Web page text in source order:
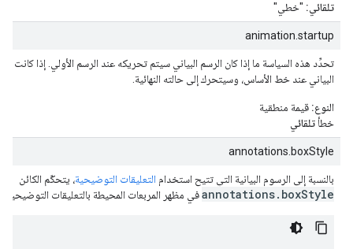
تلقائي: "خطي"
animation.startup
تحدِّد هذه السياسة ما إذا كان الرسم البياني سيتم تحريكه عند الرسم الأولي. إذا كانت
البياني عند خط الأساس، وسيتحرك إلى حالته النهائية.
النوع: قيمة منطقية
خطأ تلقائي
annotations.boxStyle
بالنسبة إلى الرسوم البيانية التي تتيح استخدام التعليقات التوضيحية، يتحكّم الكائن
annotations.boxStyleفي مظهر المربعات المحيطة بالتعليقات التوضيحية: